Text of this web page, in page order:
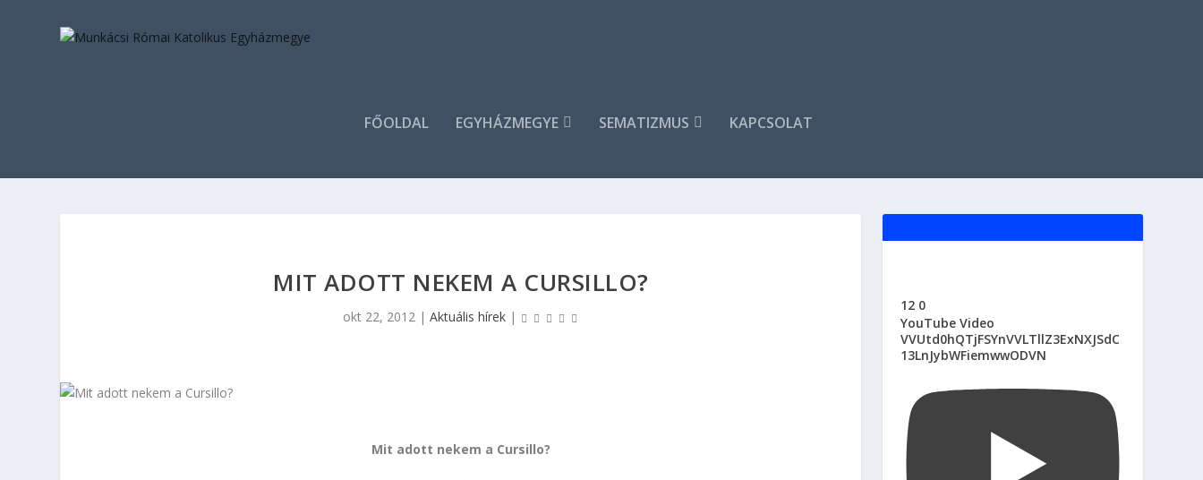
FŐOLDAL EGYHÁZMEGYE SEMATIZMUS KAPCSOLAT
B
MIT ADOTT NEKEM A CURSILLO?
okt 22, 2012| Aktuális hírek|
Mit adott nekem a Cursillo?
12 0
YouTube Video
VVUtd0hQTjFSYnVVLTllZ3ExNXJSdC
13LnJybWFiemwwODVN